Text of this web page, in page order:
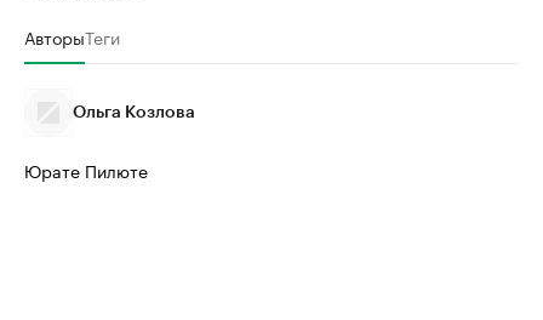
АвторыТеги
Ольга Козлова
Юрате Пилюте